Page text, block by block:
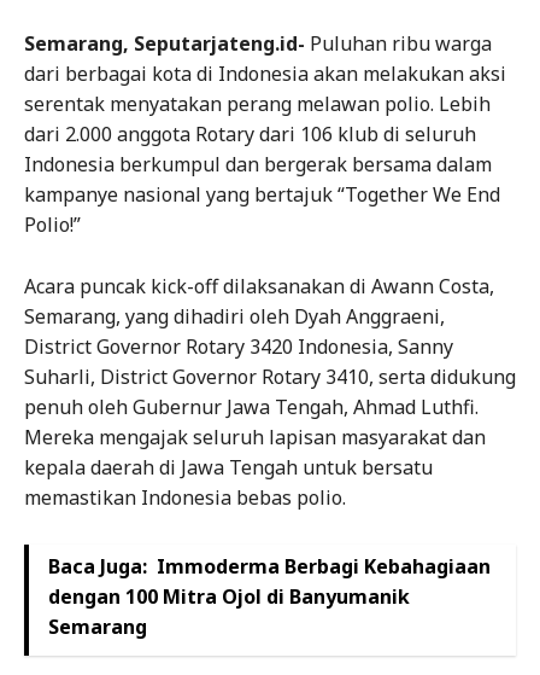
Semarang, Seputarjateng.id- Puluhan ribu warga
dari berbagai kota di Indonesia akan melakukan aksi
serentak menyatakan perang melawan polio. Lebih
dari 2.000 anggota Rotary dari 106 klub di seluruh
Indonesia berkumpul dan bergerak bersama dalam
kampanye nasional yang bertajuk “Together We End
Polio!”
Acara puncak kick-off dilaksanakan di Awann Costa,
Semarang, yang dihadiri oleh Dyah Anggraeni,
District Governor Rotary 3420 Indonesia, Sanny
Suharli, District Governor Rotary 3410, serta didukung
penuh oleh Gubernur Jawa Tengah, Ahmad Luthfi.
Mereka mengajak seluruh lapisan masyarakat dan
kepala daerah di Jawa Tengah untuk bersatu
memastikan Indonesia bebas polio.
Baca Juga: Immoderma Berbagi Kebahagiaan
dengan 100 Mitra Ojol di Banyumanik
Semarang